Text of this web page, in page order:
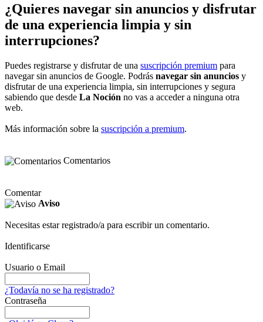
¿Quieres navegar sin anuncios y disfrutar
de una experiencia limpia y sin
interrupciones?
Puedes registrarse y disfrutar de una suscripción premium para
navegar sin anuncios de Google. Podrás navegar sin anuncios y
disfrutar de una experiencia limpia, sin interrupciones y segura
sabiendo que desde La Noción no vas a acceder a ninguna otra
web.
Más información sobre la suscripción a premium.
Comentarios
Comentar
Aviso
Necesitas estar registrado/a para escribir un comentario.
Identificarse
Usuario o Email
¿Todavía no se ha registrado?
Contraseña